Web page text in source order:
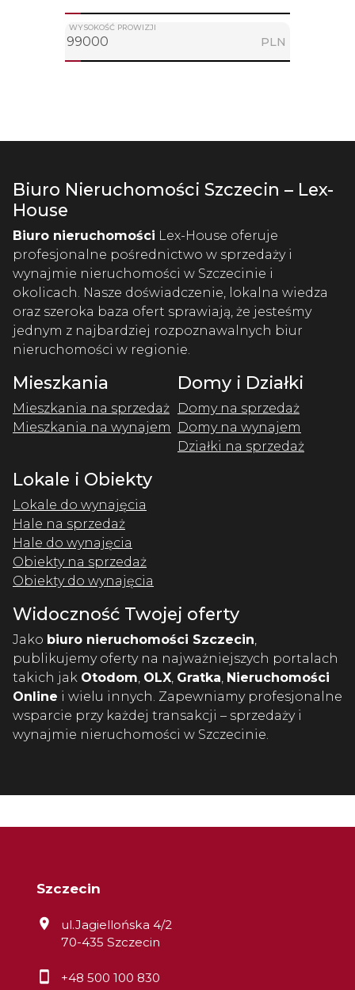
WYSOKOŚĆ PROWIZJI
PLN
Biuro Nieruchomości Szczecin – Lex-
House
Biuro nieruchomości Lex-House oferuje
profesjonalne pośrednictwo w sprzedaży i
wynajmie nieruchomości w Szczecinie i
okolicach. Nasze doświadczenie, lokalna wiedza
oraz szeroka baza ofert sprawiają, że jesteśmy
jednym z najbardziej rozpoznawalnych biur
nieruchomości w regionie.
Mieszkania
Mieszkania na sprzedaż
Mieszkania na wynajem
Domy i Działki
Domy na sprzedaż
Domy na wynajem
Działki na sprzedaż
Lokale i Obiekty
Lokale do wynajęcia
Hale na sprzedaż
Hale do wynajęcia
Obiekty na sprzedaż
Obiekty do wynajęcia
Widoczność Twojej oferty
Jako biuro nieruchomości Szczecin,
publikujemy oferty na najważniejszych portalach
takich jak Otodom, OLX, Gratka, Nieruchomości
Online i wielu innych. Zapewniamy profesjonalne
wsparcie przy każdej transakcji – sprzedaży i
wynajmie nieruchomości w Szczecinie.
Szczecin
ul.Jagiellońska 4/2
70-435 Szczecin
+48 500 100 830